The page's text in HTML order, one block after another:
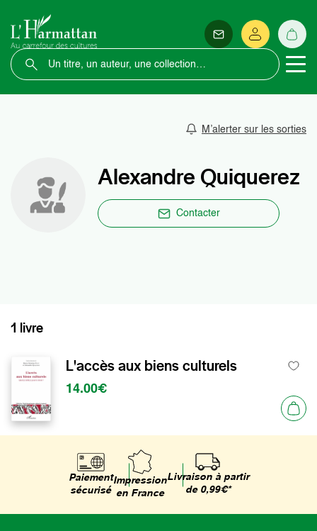
M’alerter sur les sorties
Alexandre Quiquerez
Contacter
1 livre
L'accès aux biens culturels
14.00€
Paiement
sécurisé
Impression
en France
Livraison à partir
de 0,99€*